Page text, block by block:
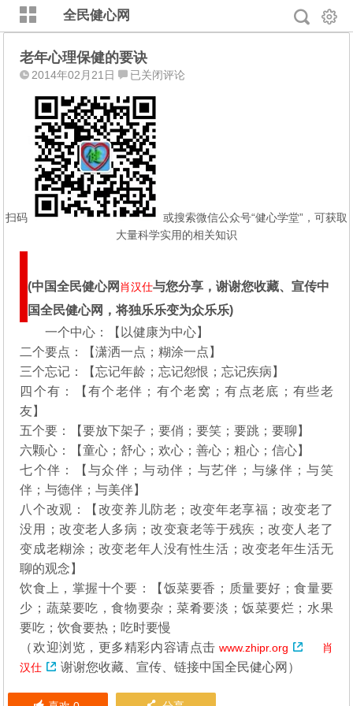
全民健心网
老年心理保健的要诀
2014年02月21日
老
心
理
保
健
的
要
诀
已关闭评论
扫码
或搜索微信公众号“健心学堂”，可获取
大量科学实用的相关知识
(中国全民健心网 肖汉仕与您分享，谢谢您收藏、宣传中
国全民健心网，将独乐乐变为众乐乐)
一个中心：【以健康为中心】
二个要点：【潇洒一点；糊涂一点】
三个忘记：【忘记年龄；忘记怨恨；忘记疾病】
四个有：【有个老伴；有个老窝；有点老底；有些老
友】
五个要：【要放下架子；要俏；要笑；要跳；要聊】
六颗心：【童心；舒心；欢心；善心；粗心；信心】
七个伴：【与众伴；与动伴；与艺伴；与缘伴；与笑
伴；与德伴；与美伴】
八个改观：【改变养儿防老；改变年老享福；改变老了
没用；改变老人多病；改变衰老等于残疾；改变人老了
变成老糊涂；改变老年人没有性生活；改变老年生活无
聊的观念】
饮食上，掌握十个要：【饭菜要香；质量要好；食量要
少；蔬菜要吃，食物要杂；菜肴要淡；饭菜要烂；水果
要吃；饮食要热；吃时要慢
（欢迎浏览，更多精彩内容请点击www.zhipr.org
肖
汉仕
谢谢您收藏、宣传、链接中国全民健心网）